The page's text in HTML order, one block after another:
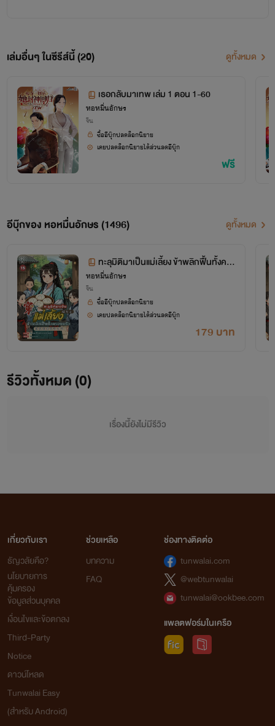
เผยแพร่อย่างเป็นทางการโดย OokbeeU และ China Literature
เจ้าของลิขสิทธิ์ต้นฉบับ China Literature
จากใจเก๋อเก๋อ
นิยายทุกเรื่องที่อยู่ในโปรเจกต์หอหมื่นอักษรเราเป็นนิยายที่เก๋อเก๋อพยายามพิถีพิถันคัดเลือก
ให้นายท่านได้รับความเพลิดเพลินอย่างถึงที่สุด
เก๋อเก๋อหวังเป็นอย่างยิ่งว่านิยายของเราจะเติมเต็มความปรารถนาของนายท่านทุกๆ คนได้
อย่างพึงพอใจ และเชื่อมั่นว่านายท่านจะสนับสนุนนิยายของเราอย่างถูกลิขสิทธิ์ เพื่อเป็นกำลังใจใน
การคัดสรรนิยายเรื่องอื่นๆ ของเราต่อไปในอนาคต
สามารถเข้ามาแจ้งกับเราได้ในทุกช่องทางการติดต่อ
ด้วยเจ้าค่ะ
เล่มอื่นๆ ในซีรีส์นี้ (20) ดูทั้งหมด
เธอกลับมาเทพ เล่ม 1 ตอน 1-60
หอหมื่นอักษร
จีน
ฟรี
ซื้ออีบุ๊กปลดล็อกนิยาย
เคยปลดล็อกนิยายได้ส่วนลดอีบุ๊ก
อีบุ๊กของ หอหมื่นอักษร (1496) ดูทั้งหมด
ทะลุมิติมาเป็นแม่เลี้ยง ข้าพลิกฟื้นทั้งคร
อบครัว เล่ม 15 (จบ+ตอนพิเศษ)
หอหมื่นอักษร
จีน
179 บาท
ซื้ออีบุ๊กปลดล็อกนิยาย
เคยปลดล็อกนิยายได้ส่วนลดอีบุ๊ก
รีวิวทั้งหมด (0)
เรื่องนี้ยังไม่มีรีวิว
เกี่ยวกับเรา
ธัญวลัยคือ?
นโยบายการ
คุ้มครอง
ข้อมูลส่วนบุคคล
เงื่อนไขและข้อตกลง
Third-Party
Notice
ดาวน์โหลด
Tunwalai Easy
(สำหรับ Android)
ช่วยเหลือ
บทความ
FAQ
ช่องทางติดต่อ
tunwalai.com
@webtunwalai
tunwalai@ookbee.com
แพลตฟอร์มในเครือ